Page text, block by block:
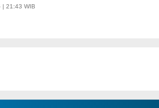
| 21:43 WIB